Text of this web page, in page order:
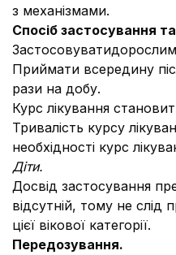
з механізмами.
Спосіб застосування
Приймати всередину
рази на добу.
Курс лікування
Тривалість курсу
необхідності курс
Діти.
Досвід застосування
відсутній, тому не слід
цієї вікової категорії.
Передозування.